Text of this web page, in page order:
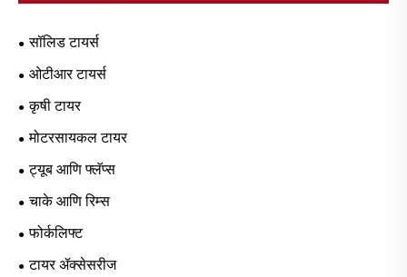
सॉलिड टायर्स
ओटीआर टायर्स
कृषी टायर
मोटरसायकल टायर
ट्यूब आणि फ्लॅप्स
चाके आणि रिम्स
फोर्कलिफ्ट
टायर ॲक्सेसरीज